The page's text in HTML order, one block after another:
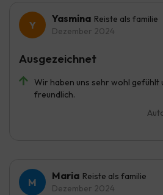
Yasmina Reiste als familie
Dezember 2024
Wir haben uns sehr wohl gefühlt
freundlich.
Ausgezeichnet
Maria Reiste als familie
Dezember 2024